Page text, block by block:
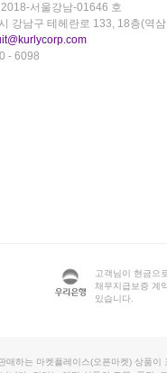
서울강남-01646 호
강남구 테헤란로 133, 18층(역
- 6098
고객님이 현금으
채무지급보증 계
있습니다.
하는 마켓플레이스(오픈마켓) 상품이